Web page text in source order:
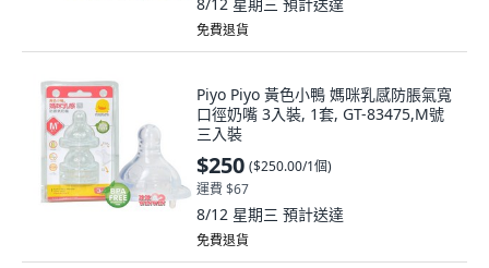
免費退貨
Piyo Piyo 黃色小鴨 媽咪乳感防脹氣寬
口徑奶嘴 3入裝, 1套, GT-83475,M號
三入裝
$250 ($250.00/1個)
運費 $67
8/12 星期三 預計送達
免費退貨